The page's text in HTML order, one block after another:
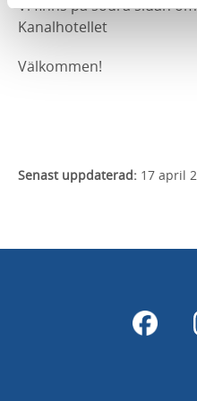
Vi finns på södra sidan
Kanalhotellet
Välkommen!
Senast uppdaterad: 17 april